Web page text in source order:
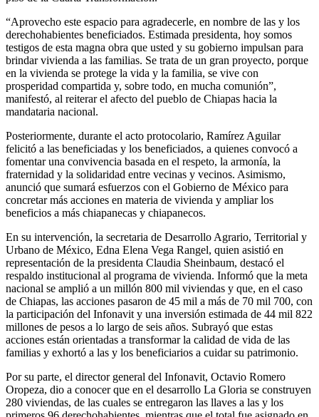
“Aprovecho este espacio para agradecerle, en nombre de las y los
derechohabientes beneficiados. Estimada presidenta, hoy somos
testigos de esta magna obra que usted y su gobierno impulsan para
brindar vivienda a las familias. Se trata de un gran proyecto, porque
en la vivienda se protege la vida y la familia, se vive con
prosperidad compartida y, sobre todo, en mucha comunión”,
manifestó, al reiterar el afecto del pueblo de Chiapas hacia la
mandataria nacional.
Posteriormente, durante el acto protocolario, Ramírez Aguilar
felicitó a las beneficiadas y los beneficiados, a quienes convocó a
fomentar una convivencia basada en el respeto, la armonía, la
fraternidad y la solidaridad entre vecinas y vecinos. Asimismo,
anunció que sumará esfuerzos con el Gobierno de México para
concretar más acciones en materia de vivienda y ampliar los
beneficios a más chiapanecas y chiapanecos.
En su intervención, la secretaria de Desarrollo Agrario, Territorial y
Urbano de México, Edna Elena Vega Rangel, quien asistió en
representación de la presidenta Claudia Sheinbaum, destacó el
respaldo institucional al programa de vivienda. Informó que la meta
nacional se amplió a un millón 800 mil viviendas y que, en el caso
de Chiapas, las acciones pasaron de 45 mil a más de 70 mil 700, con
la participación del Infonavit y una inversión estimada de 44 mil 822
millones de pesos a lo largo de seis años. Subrayó que estas
acciones están orientadas a transformar la calidad de vida de las
familias y exhortó a las y los beneficiarios a cuidar su patrimonio.
Por su parte, el director general del Infonavit, Octavio Romero
Oropeza, dio a conocer que en el desarrollo La Gloria se construyen
280 viviendas, de las cuales se entregaron las llaves a las y los